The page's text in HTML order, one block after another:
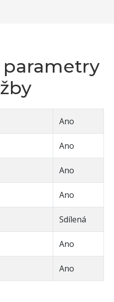
Ano
Ano
Ano
Ano
Sdílená
Ano
Ano